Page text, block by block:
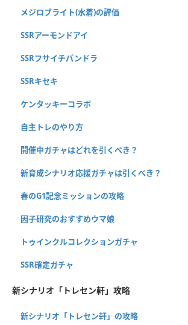
メジロブライト(水着)の評価
SSRアーモンドアイ
SSRフサイチパンドラ
SSRキセキ
ケンタッキーコラボ
自主トレのやり方
開催中ガチャはどれを引くべき？
新育成シナリオ応援ガチャは引くべき？
春のG1記念ミッションの攻略
因子研究のおすすめウマ娘
トゥインクルコレクションガチャ
SSR確定ガチャ
新シナリオ「トレセン軒」攻略
新シナリオ「トレセン軒」の攻略